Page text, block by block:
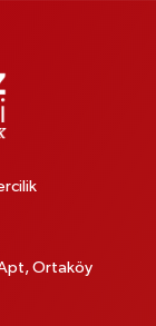
Ortaköy